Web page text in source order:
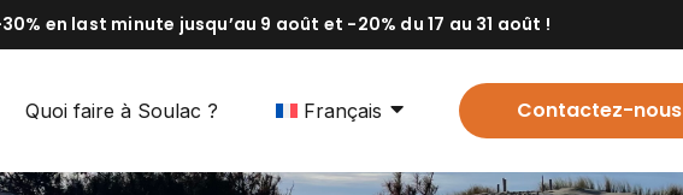
en last minute jusqu’au 9 août et -20% du 17 au 31 août !
Quoi faire à Soulac ? Français Contactez-nous